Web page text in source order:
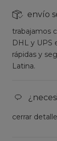
envío
trabajamos
DHL y UPS
rápidas y
Latina.
cerrar